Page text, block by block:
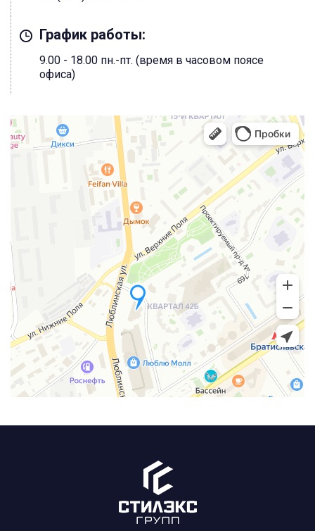
График работы:
9.00 - 18.00 пн.-пт. (время в часовом поясе
офиса)